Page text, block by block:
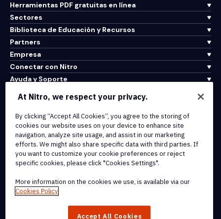
Herramientas PDF gratuitas en línea
Sectores
Biblioteca de Educación y Recursos
Partners
Empresa
Conectar con Nitro
Ayuda y Soporte
Terms of Service
Cookie Policy
Copyright Policy
All Terms & Policies
At Nitro, we respect your privacy.
By clicking “Accept All Cookies”, you agree to the storing of
cookies our website uses on your device to enhance site
navigation, analyze site usage, and assist in our marketing
efforts. We might also share specific data with third parties. If
you want to customize your cookie preferences or reject
specific cookies, please click "Cookies Settings".
More information on the cookies we use, is available via our
Cookies Policy
Accept All Cookies